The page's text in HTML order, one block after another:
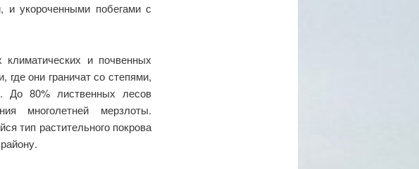
и укороченными побегами с
и почвенных
они граничат со степями,
До 80% лиственных лесов
многолетней мерзлоты.
тип растительного покрова